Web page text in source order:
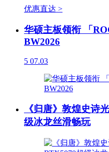
优惠直达 >
华硕主板领衔 「
BW2026
5 07.03
《归唐》敦煌史诗
级冰龙丝滑畅玩